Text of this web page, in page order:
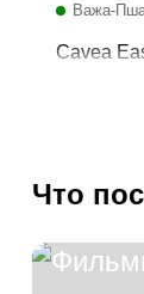
Важа-
Cavea
Что